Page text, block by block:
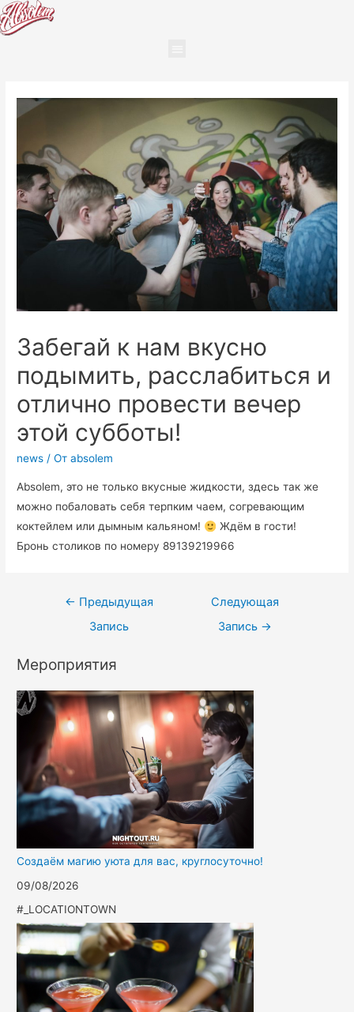
Забегай к нам вкусно
подымить, расслабиться и
отлично провести вечер
этой субботы!
news / От absolem
Absolem, это не только вкусные жидкости, здесь так же
можно побаловать себя терпким чаем, согревающим
коктейлем или дымным кальяном!
Ждём в гости!
Бронь столиков по номеру 89139219966
← Предыдущая
Запись
Следующая
Запись →
Мероприятия
Создаём магию уюта для вас, круглосуточно!
09/08/2026
#_LOCATIONTOWN